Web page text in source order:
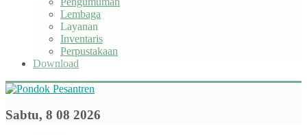
Lembaga
Layanan
Inventaris
Perpustakaan
Download
Sabtu, 8 08 2026